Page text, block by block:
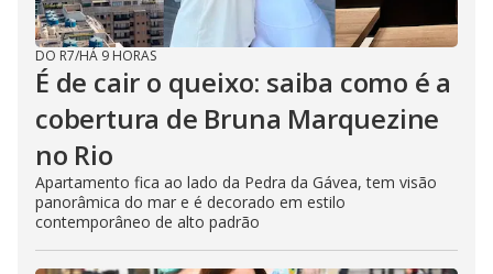
DO R7/HÁ 9 HORAS
É de cair o queixo: saiba como é a
cobertura de Bruna Marquezine
no Rio
Apartamento fica ao lado da Pedra da Gávea, tem visão
panorâmica do mar e é decorado em estilo
contemporâneo de alto padrão